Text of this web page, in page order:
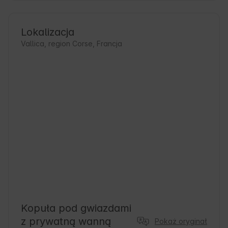
Lokalizacja
Vallica, region Corse, Francja
Kopuła pod gwiazdami
z prywatną wanną
Pokaż oryginał